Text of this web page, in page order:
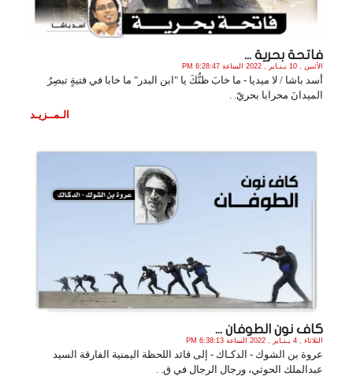
فاتحة بحرية ...
الأثنين , 10 يـنـاير , 2022 الساعة 6:28:47 PM
أسد باشا / لا ميديا - ما خابَ ظنُّكَ يا "ابن البدر" ما خابا في فتيةٍ تبصِرُ
الميدانَ محرابا بحريّ. .
الـمــزيـد
كاف نون الطوفان ...
الثلاثاء , 4 يـنـاير , 2022 الساعة 6:38:13 PM
عروة بن الشوك - الدكـاك - إلى قائد اللحظة اليمنية الفارقة السيد
عبدالملك الحوثي، ورجال الرجال في ق. .